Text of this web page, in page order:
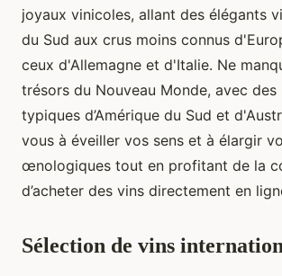
joyaux vinicoles, allant des élégants
du Sud aux crus moins connus
ceux d'Allemagne et d'Italie. Ne
trésors du Nouveau Monde, avec des
typiques d’Amérique du Sud et
vous à éveiller vos sens et à élargir
œnologiques tout en profitant de la
d’acheter des vins directement en
Sélection de vins